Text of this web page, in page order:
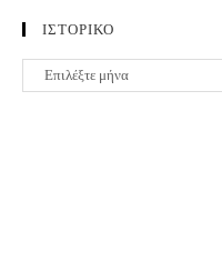
ΙΣΤΟΡΙΚΟ
ΙΣΤΟΡΙΚΟ